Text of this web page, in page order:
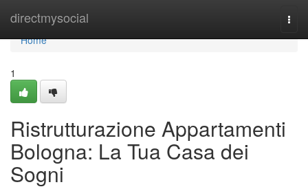
directmysocial
Home
Home
1
Ristrutturazione Appartamenti
Bologna: La Tua Casa dei
Sogni